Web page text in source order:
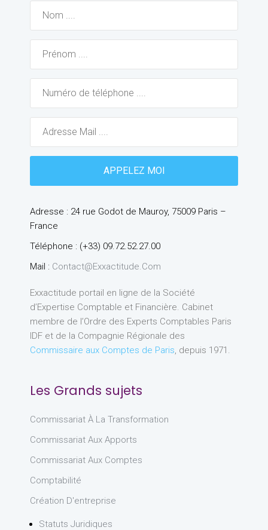
Adresse : 24 rue Godot de Mauroy, 75009 Paris –
France
Téléphone : (+33) 09.72.52.27.00
Mail : Contact@exxactitude.com
Exxactitude portail en ligne de la Société
d’Expertise Comptable et Financière. Cabinet
membre de l’Ordre des Experts Comptables Paris
IDF et de la Compagnie Régionale des
Commissaire aux Comptes de Paris, depuis 1971.
Les Grands sujets
Commissariat À La Transformation
Commissariat Aux Apports
Commissariat Aux Comptes
Comptabilité
Création D'entreprise
Statuts Juridiques